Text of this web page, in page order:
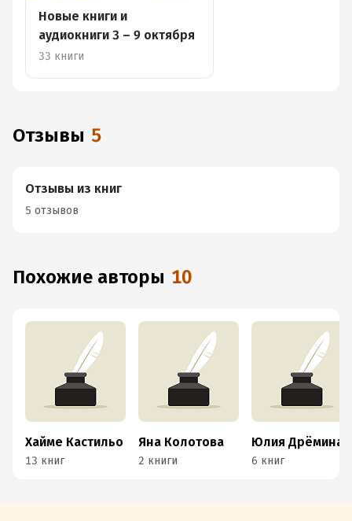
Новые книги и
аудиокниги 3 – 9 октября
33 книги
Отзывы 5
Отзывы из книг
5 отзывов
Похожие авторы 10
Хайме Кастильо
13 книг
Яна Колотова
2 книги
Юлия Дрёмина
6 книг